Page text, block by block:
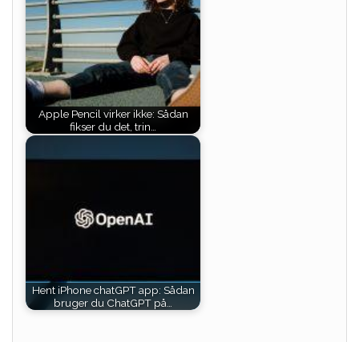
Apple Pencil virker ikke: Sådan
fikser du det, trin…
Hent iPhone chatGPT app: Sådan
bruger du ChatGPT på…